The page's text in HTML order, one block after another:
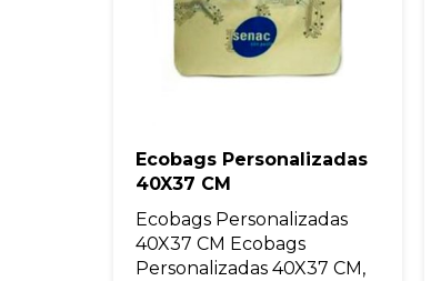
Ecobags Personalizadas
40X37 CM
Ecobags Personalizadas
40X37 CM Ecobags
Personalizadas 40X37 CM,